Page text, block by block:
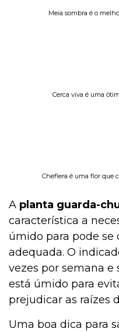
Meia sombra é o
Cerca viva é uma
Cheflera é uma flor que
A planta guarda-
característica a
úmido para pode se
adequada. O
vezes por semana e
está úmido para
prejudicar as raízes
Uma boa dica para